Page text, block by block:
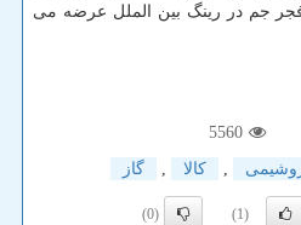
جم در رینگ بین الملل عرضه می
5560
, كالا , گاز
(1)
(0)